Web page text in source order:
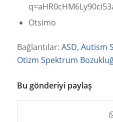
Otsimo
Bağlantılar: ASD, Autism
Otizm Spektrum
Bu gönderiyi paylaş